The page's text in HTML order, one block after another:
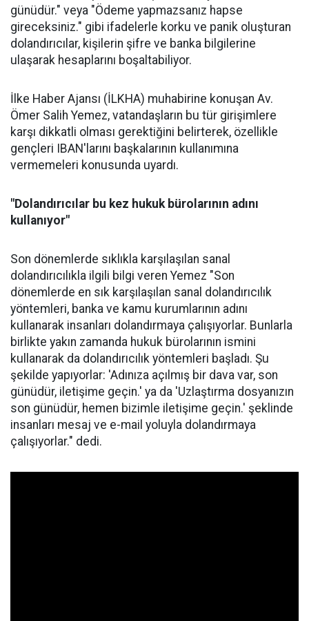
günüdür." veya "Ödeme yapmazsanız hapse
gireceksiniz." gibi ifadelerle korku ve panik oluşturan
dolandırıcılar, kişilerin şifre ve banka bilgilerine
ulaşarak hesaplarını boşaltabiliyor.
İlke Haber Ajansı (İLKHA) muhabirine konuşan Av.
Ömer Salih Yemez, vatandaşların bu tür girişimlere
karşı dikkatli olması gerektiğini belirterek, özellikle
gençleri IBAN'larını başkalarının kullanımına
vermemeleri konusunda uyardı.
"Dolandırıcılar bu kez hukuk bürolarının adını
kullanıyor"
Son dönemlerde sıklıkla karşılaşılan sanal
dolandırıcılıkla ilgili bilgi veren Yemez "Son
dönemlerde en sık karşılaşılan sanal dolandırıcılık
yöntemleri, banka ve kamu kurumlarının adını
kullanarak insanları dolandırmaya çalışıyorlar. Bunlarla
birlikte yakın zamanda hukuk bürolarının ismini
kullanarak da dolandırıcılık yöntemleri başladı. Şu
şekilde yapıyorlar: 'Adınıza açılmış bir dava var, son
günüdür, iletişime geçin.' ya da 'Uzlaştırma dosyanızın
son günüdür, hemen bizimle iletişime geçin.' şeklinde
insanları mesaj ve e-mail yoluyla dolandırmaya
çalışıyorlar." dedi.